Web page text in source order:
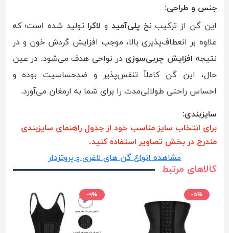
جنس و طراحی:
این گن از ترکیب نخ پلی‌آمید و لاکرا تولید شده است؛ که
علاوه بر انعطاف‌پذیری بالا، موجب افزایش گردش خون و در
نتیجه افزایش چربی‌سوزی در نواحی هدف می‌شود. در عین
حال، این گن کاملاً تنفس‌پذیر و ضدحساسیت بوده و
احساس راحتی طولانی‌مدت را برای شما به ارمغان می‌آورد.
سایزبندی:
برای انتخاب سایز مناسب خود از جدول راهنمای سایزبندی
مندرج در بخش تصاویر استفاده کنید.
مشاهده انواع گن های لاغری و پروتزدار
کالاهای مرتبط
-۵% -۹%